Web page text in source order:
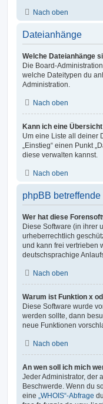
Nach oben
Dateianhänge
Welche Dateianhänge
Die Board-
welche Dateitypen du
Administration.
Nach oben
Kann ich eine
Um eine Liste all deiner
„Einstieg“ einen Punkt
diese verwalten kannst.
Nach oben
phpBB betreffende
Wer hat diese
Diese Software (in ihrer
urheberrechtlich
und kann frei vertrieben
deutschsprachige
Nach oben
Warum ist Funktion x
Diese Software wurde
werden sollte, dann
neue Funktionen
Nach oben
An wen soll ich mich
Jeder Administrator, der
Beschwerde. Wenn du
eine „WHOIS“-Abfrage